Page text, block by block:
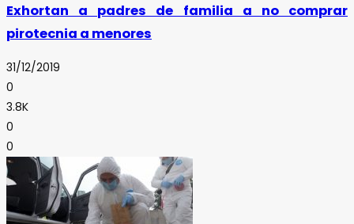
Exhortan a padres de familia a no comprar
pirotecnia a menores
31/12/2019
0
3.8K
0
0